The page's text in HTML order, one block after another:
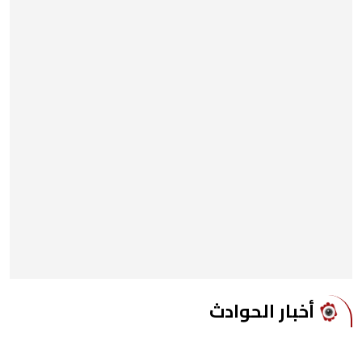
أخبار الحوادث